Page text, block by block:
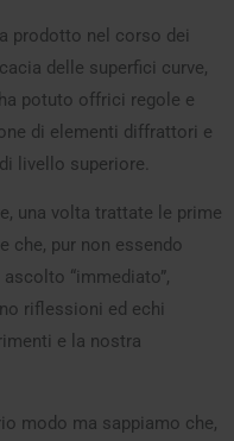
prodotto nel corso dei
delle superfici curve,
potuto offrici regole e
di elementi diffrattori e
livello superiore.
una volta trattate le prime
che, pur non essendo
“immediato”,
riflessioni ed echi
e la nostra
modo ma sappiamo che,